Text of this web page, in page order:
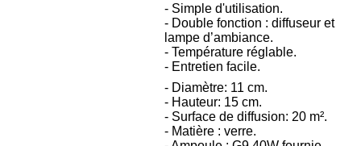
- Simple d'utilisation.
- Double fonction : diffuseur et
lampe d’ambiance.
- Température réglable.
- Entretien facile.
- Diamètre: 11 cm.
- Hauteur: 15 cm.
- Surface de diffusion: 20 m².
- Matière : verre.